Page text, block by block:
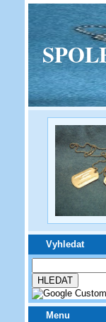
Vyhledat
Menu